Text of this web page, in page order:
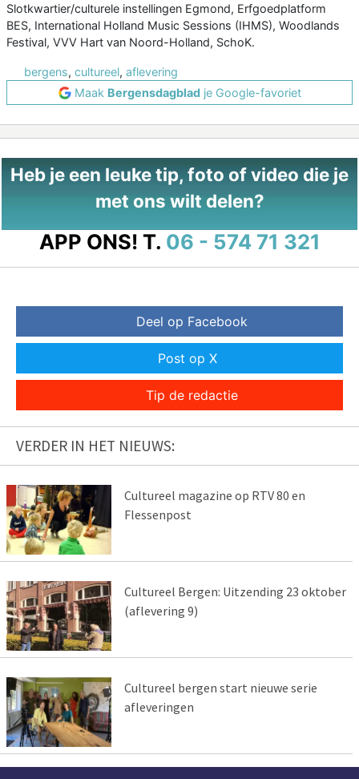
Slotkwartier/culturele instellingen Egmond, Erfgoedplatform
BES, International Holland Music Sessions (IHMS), Woodlands
Festival, VVV Hart van Noord-Holland, SchoK.
bergens, cultureel, aflevering
Maak Bergensdagbladje Google-favoriet
Heb je een leuke tip, foto of video die je
met ons wilt delen?
APP ONS! T. 06 - 574 71 321
Deel op Facebook
Post op X
Tip de redactie
VERDER IN HET NIEUWS:
Cultureel magazine op RTV 80 en
Flessenpost
Cultureel Bergen: Uitzending 23 oktober
(aflevering 9)
Cultureel bergen start nieuwe serie
afleveringen